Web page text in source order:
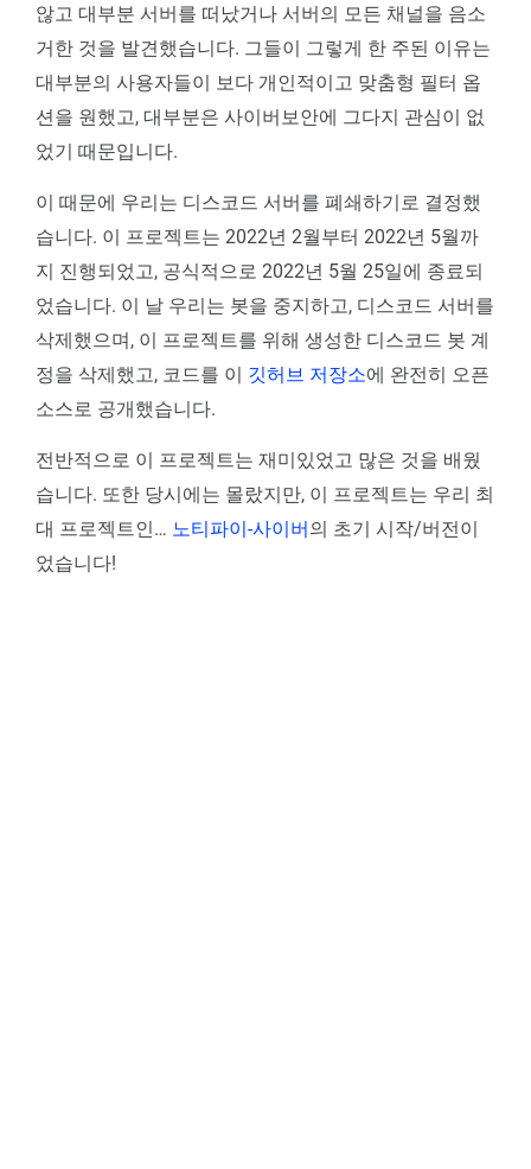
않고 대부분 서버를 떠났거나 서버의 모든 채널을 음소
거한 것을 발견했습니다. 그들이 그렇게 한 주된 이유는
대부분의 사용자들이 보다 개인적이고 맞춤형 필터 옵
션을 원했고, 대부분은 사이버보안에 그다지 관심이 없
었기 때문입니다.
이 때문에 우리는 디스코드 서버를 폐쇄하기로 결정했
습니다. 이 프로젝트는 2022년 2월부터 2022년 5월까
지 진행되었고, 공식적으로 2022년 5월 25일에 종료되
었습니다. 이 날 우리는 봇을 중지하고, 디스코드 서버를
삭제했으며, 이 프로젝트를 위해 생성한 디스코드 봇 계
정을 삭제했고, 코드를 이 깃허브 저장소에 완전히 오픈
소스로 공개했습니다.
전반적으로 이 프로젝트는 재미있었고 많은 것을 배웠
습니다. 또한 당시에는 몰랐지만, 이 프로젝트는 우리 최
대 프로젝트인… 노티파이-사이버의 초기 시작/버전이
었습니다!